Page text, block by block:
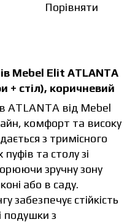
Порівняти
Mebel Elit ATLANTA
+ стіл), коричневий
ATLANTA від Mebel
комфорт та високу
з тримісного
та столу зі
зручну зону
або в саду.
забезпечує стійкість
подушки з